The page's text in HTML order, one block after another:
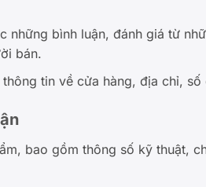
những bình luận, đánh giá từ
bán.
tin về cửa hàng, địa chỉ,
bao gồm thông số kỹ thuật,